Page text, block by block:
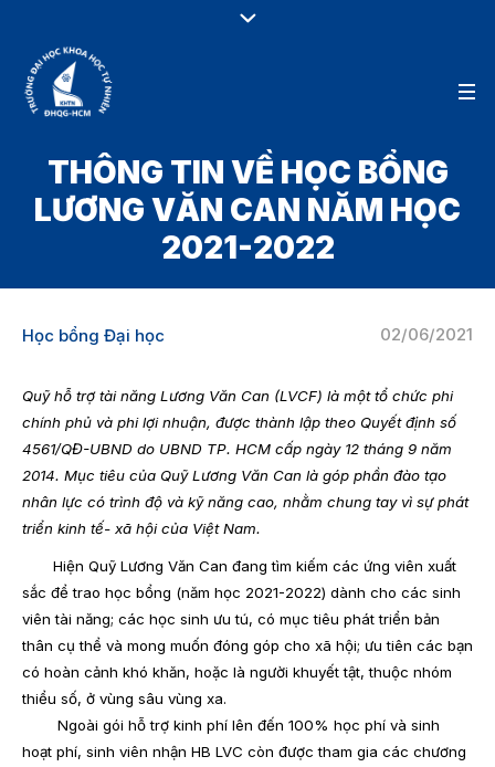
THÔNG TIN VỀ HỌC BỔNG
LƯƠNG VĂN CAN NĂM HỌC
2021-2022
02/06/2021
Học bổng Đại học
Quỹ hỗ trợ tài năng Lương Văn Can (LVCF) là một tổ chức phi
chính phủ và phi lợi nhuận, được thành lập theo Quyết định số
4561/QĐ-UBND do UBND TP. HCM cấp ngày 12 tháng 9 năm
2014. Mục tiêu của Quỹ Lương Văn Can là góp phần đào tạo
nhân lực có trình độ và kỹ năng cao, nhằm chung tay vì sự phát
triển kinh tế- xã hội của Việt Nam.
Hiện Quỹ Lương Văn Can đang tìm kiếm các ứng viên xuất
sắc để trao học bổng (năm học 2021-2022) dành cho các sinh
viên tài năng; các học sinh ưu tú, có mục tiêu phát triển bản
thân cụ thể và mong muốn đóng góp cho xã hội; ưu tiên các bạn
có hoàn cảnh khó khăn, hoặc là người khuyết tật, thuộc nhóm
thiểu số, ở vùng sâu vùng xa.
Ngoài gói hỗ trợ kinh phí lên đến 100% học phí và sinh
hoạt phí, sinh viên nhận HB LVC còn được tham gia các chương